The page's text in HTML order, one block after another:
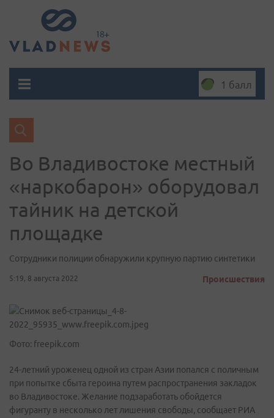
1 балл
Во Владивостоке местный
«наркобарон» оборудовал
тайник на детской
площадке
Сотрудники полиции обнаружили крупную партию синтетики
5:19, 8 августа 2022 Происшествия
Фото: freepik.com
24-летний уроженец одной из стран Азии попался с поличным
при попытке сбыта героина путем распространения закладок
во Владивостоке. Желание подзаработать обойдется
фигуранту в несколько лет лишения свободы, сообщает РИА